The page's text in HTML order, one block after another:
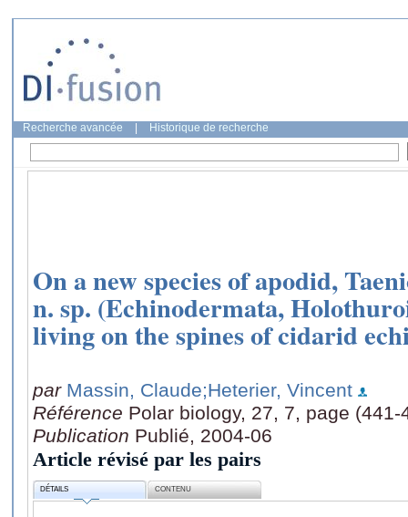
Recherche avancée Historique de recherche
On a new species of apodid,
n. sp. (Echinodermata,
living on the spines of cidarid
par Massin, Claude;Heterier, Vincent
Référence Polar biology, 27, 7, page (441-
Publication Publié, 2004-06
Article révisé par les pairs
DÉTAILS CONTENU